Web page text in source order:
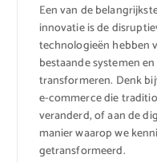
Een van de
innovatie is de
technologieën hebben
bestaande systemen
transformeren. Denk
e-commerce die
veranderd, of aan de
manier waarop we
getransformeerd.